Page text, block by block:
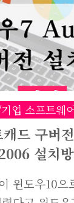
저작권 준
과 뭔가 좀
니라 한컴이
보시면 '문
컨설팅 대리
내용증명은
혀져있는 대
업 소프트웨
드 구버
설치
윈도우10으